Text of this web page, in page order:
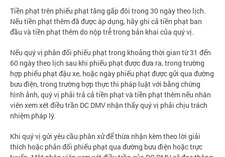
Tiền phạt trên phiếu phạt tăng gấp đôi trong 30 ngày theo lịch.
Nếu tiền phạt thêm đã được áp dụng, hãy ghi cả tiền phạt ban
đầu và tiền phạt thêm do nộp trễ trong bản khai của quý vị.
Nếu quý vị phản đối phiếu phạt trong khoảng thời gian từ 31 đến
60 ngày theo lịch sau khi phiếu phạt được đưa ra, trong trường
hợp phiếu phạt đậu xe, hoặc ngày phiếu phạt được gửi qua đường
bưu điện, trong trường hợp thực thi pháp luật với bằng chứng
hình ảnh, quý vị phải trả cả tiền phạt và tiền phạt thêm nếu nhân
viên xem xét điều trần DC DMV nhận thấy quý vị phải chịu trách
nhiệm pháp lý.
Khi quý vị gửi yêu cầu phân xử để thừa nhận kèm theo lời giải
thích hoặc phản đối phiếu phạt qua đường bưu điện hoặc trực